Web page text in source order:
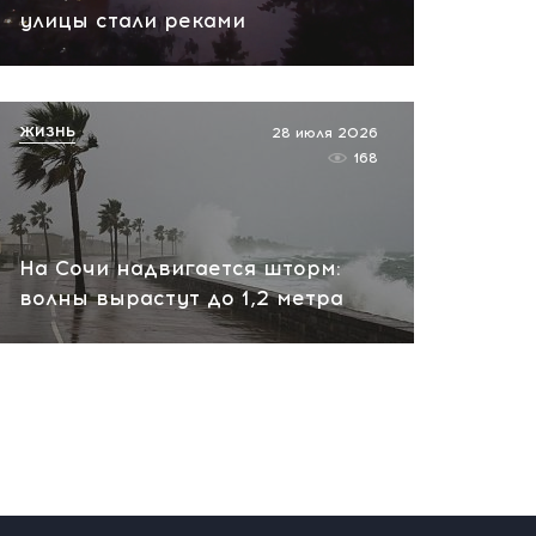
Молния, медведь и смерть
лошади: участник СВО
сегодня, 08:59
улицы стали реками
На Сочи надвигается шторм:
волны вырастут до 1,2 метра
28 июля 2026
168
ЖИЗНЬ